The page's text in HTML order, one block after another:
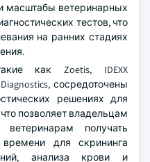
масштабы ветеринарных
тестов, что
на ранних стадиях
как Zoetis, IDEXX
сосредоточены
решениях для
позволяет владельцам
получать
для скрининга
анализа крови и